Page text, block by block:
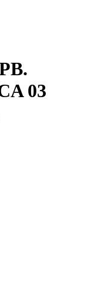
de la Libertad te
importantes historias